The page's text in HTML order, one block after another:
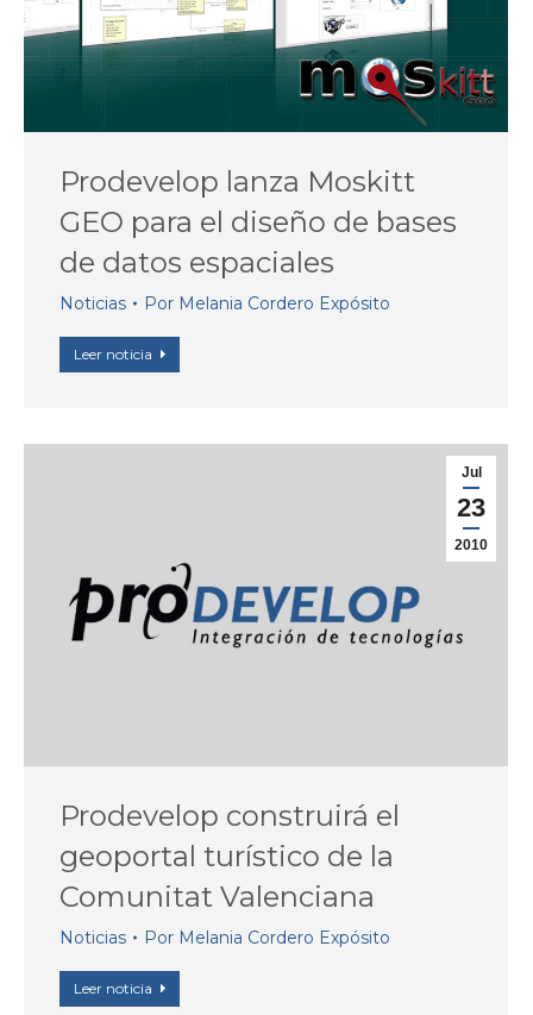
Prodevelop lanza Moskitt
GEO para el diseño de bases
de datos espaciales
Noticias Por Melania Cordero Expósito
Leer noticia
Jul
23
2010
Prodevelop construirá el
geoportal turístico de la
Comunitat Valenciana
Noticias Por Melania Cordero Expósito
Leer noticia